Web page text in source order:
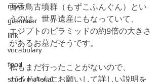
news
grammar
link
vocabulary
food
study material
百舌鳥古墳群（もずこふんぐん）とい
うのは、世界遺産にもなっていて、
エジプトのピラミッドの約9倍の大きさ
があるお墓だそうです。
私もまだ行ったことがないので、
ガイドさんにお願いして詳しい説明を